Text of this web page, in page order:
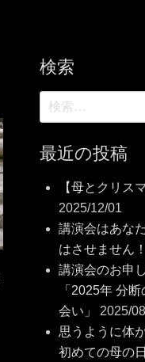
検索
検
索:
最近の投稿
【母とクリス
2025/12/01
講演会はあな
はさせません！
講演会のお申
「2025年 分
会い」
2025/
思うように体
初めての母の